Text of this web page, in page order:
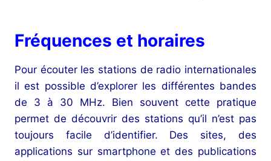
Fréquences et horaires
Pour écouter les stations de radio internationales
il est possible d’explorer les différentes bandes
de 3 à 30 MHz. Bien souvent cette pratique
permet de découvrir des stations qu’il n’est pas
toujours facile d’identifier. Des sites, des
applications sur smartphone et des publications